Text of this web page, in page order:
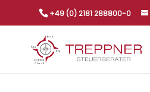
+49 (0) 2181 288800-0